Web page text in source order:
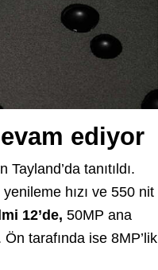
ediyor
tanıtıldı.
hızı ve 550 nit
12’de, 50MP ana
tarafında ise 8MP’lik